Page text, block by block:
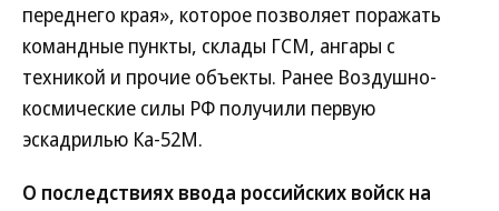
переднего края», которое позволяет поражать
командные пункты, склады ГСМ, ангары с
техникой и прочие объекты. Ранее Воздушно-
космические силы РФ получили первую
эскадрилью Ка-52М.
О последствиях ввода российских войск на